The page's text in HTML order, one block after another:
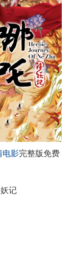
电影完整版免费
记